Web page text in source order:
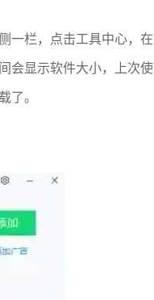
一栏，点击工具中心，在
会显示软件大小，上次使
了。